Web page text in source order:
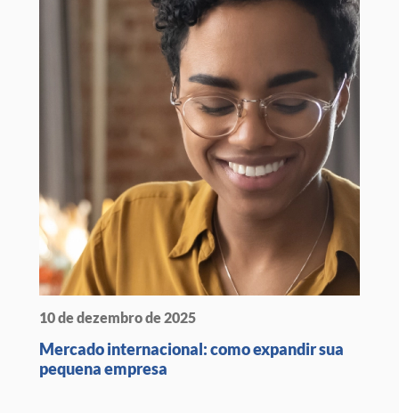
10 de dezembro de 2025
Mercado internacional: como expandir sua
pequena empresa